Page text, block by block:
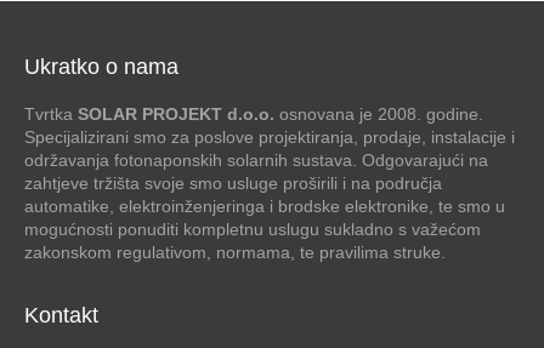
Ukratko o nama
Tvrtka SOLAR PROJEKT d.o.o. osnovana je 2008. godine.
Specijalizirani smo za poslove projektiranja, prodaje, instalacije i
održavanja fotonaponskih solarnih sustava. Odgovarajući na
zahtjeve tržišta svoje smo usluge proširili i na područja
automatike, elektroinženjeringa i brodske elektronike, te smo u
mogućnosti ponuditi kompletnu uslugu sukladno s važećom
zakonskom regulativom, normama, te pravilima struke.
Kontakt